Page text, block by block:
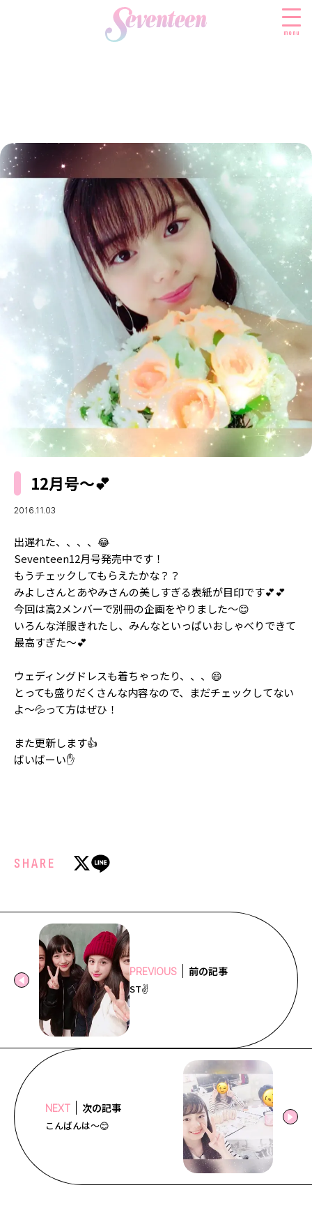
menu
FASHION
ファッションニュース
モデル私服
着回し
着痩せ
BEAUTY
ビューティニュース
トレンドメイク
ベストコスメ
ヘアアレンジ・ヘアケア
SCHOOL
スクールニュース
制服コーデ
学校ヘアメイク
勉強・受験・進路
ENTERTAINMENT
エンタメニュース
なにわ男子
LIFESTYLE
ライフスタイルニュース
JKランキング・アワード
おでかけ
お悩み相談
JK TREND
JKトレンドニュース
MODELS
MODEL'S BLOG
TikTok
Instagram
YouTube
FORTUNE
ゲッターズ飯田
MISS SEVENTEEN
ミスセブンティーンニュース
MAGAZINE
バックナンバー
INFORMATION
Seventeenについて
Follow us
ST member
12月号〜💕
2016.11.03
出遅れた、、、、😂
Seventeen12月号発売中です！
もうチェックしてもらえたかな？？
みよしさんとあやみさんの美しすぎる表紙が目印です💕💕
今回は高2メンバーで別冊の企画をやりました〜😊
いろんな洋服きれたし、みんなといっぱいおしゃべりできて
最高すぎた〜💕
ウェディングドレスも着ちゃったり、、、😄
とっても盛りだくさんな内容なので、まだチェックしてない
よ〜💦って方はぜひ！
また更新します👍
ばいばーい✋
SHARE
PREVIOUS 前の記事
ST✌️
NEXT 次の記事
こんばんは〜😊